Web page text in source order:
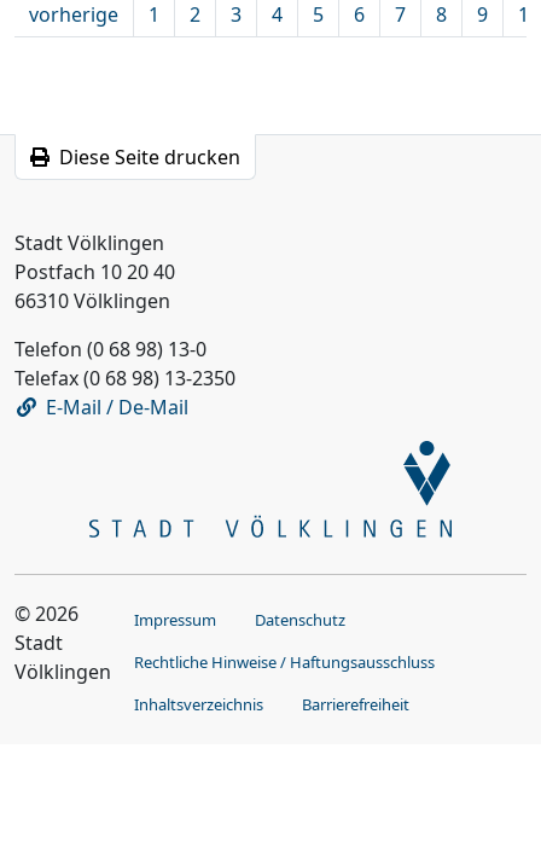
vorherige 1 2 3 4 5 6 7 8 9 10
Diese Seite drucken
Stadt Völklingen
Postfach 10 20 40
66310 Völklingen
Telefon (0 68 98) 13-0
Telefax (0 68 98) 13-2350
E-Mail / De-Mail
© 2026
Stadt
Völklingen
Impressum
Datenschutz
Rechtliche Hinweise / Haftungsausschluss
Inhaltsverzeichnis
Barrierefreiheit